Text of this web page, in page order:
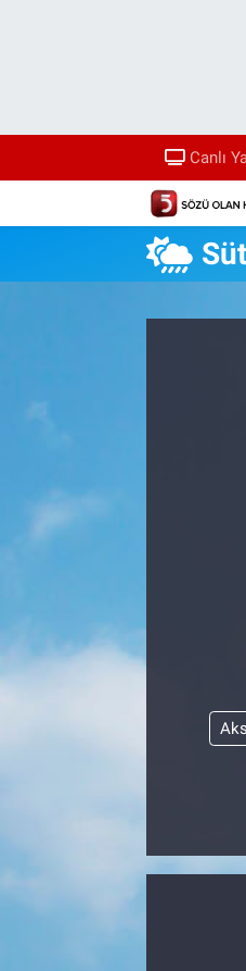
Canlı
Yayın Akışı
TV 5 Ekranı ve Arşiv